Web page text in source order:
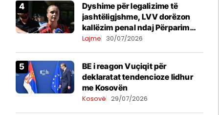
Dyshime për legalizime të
jashtëligjshme, LVV dorëzon
kallëzim penal ndaj Përparim
Ramës dhe zyrtarëve të
Lajme 30/07/2026
BE i reagon Vuçiqit për
deklaratat tendencioze lidhur
me Kosovën
Kosovë 29/07/2026